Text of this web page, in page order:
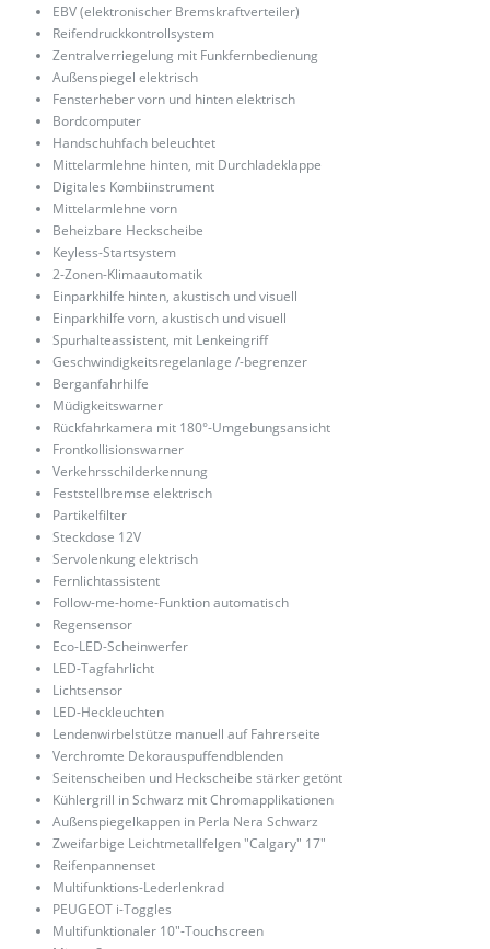
EBV (elektronischer Bremskraftverteiler)
Reifendruckkontrollsystem
Zentralverriegelung mit Funkfernbedienung
Außenspiegel elektrisch
Fensterheber vorn und hinten elektrisch
Bordcomputer
Handschuhfach beleuchtet
Mittelarmlehne hinten, mit Durchladeklappe
Digitales Kombiinstrument
Mittelarmlehne vorn
Beheizbare Heckscheibe
Keyless-Startsystem
2-Zonen-Klimaautomatik
Einparkhilfe hinten, akustisch und visuell
Einparkhilfe vorn, akustisch und visuell
Spurhalteassistent, mit Lenkeingriff
Geschwindigkeitsregelanlage /-begrenzer
Berganfahrhilfe
Müdigkeitswarner
Rückfahrkamera mit 180°-Umgebungsansicht
Frontkollisionswarner
Verkehrsschilderkennung
Feststellbremse elektrisch
Partikelfilter
Steckdose 12V
Servolenkung elektrisch
Fernlichtassistent
Follow-me-home-Funktion automatisch
Regensensor
Eco-LED-Scheinwerfer
LED-Tagfahrlicht
Lichtsensor
LED-Heckleuchten
Lendenwirbelstütze manuell auf Fahrerseite
Verchromte Dekorauspuffendblenden
Seitenscheiben und Heckscheibe stärker getönt
Kühlergrill in Schwarz mit Chromapplikationen
Außenspiegelkappen in Perla Nera Schwarz
Zweifarbige Leichtmetallfelgen "Calgary" 17"
Reifenpannenset
Multifunktions-Lederlenkrad
PEUGEOT i-Toggles
Multifunktionaler 10"-Touchscreen